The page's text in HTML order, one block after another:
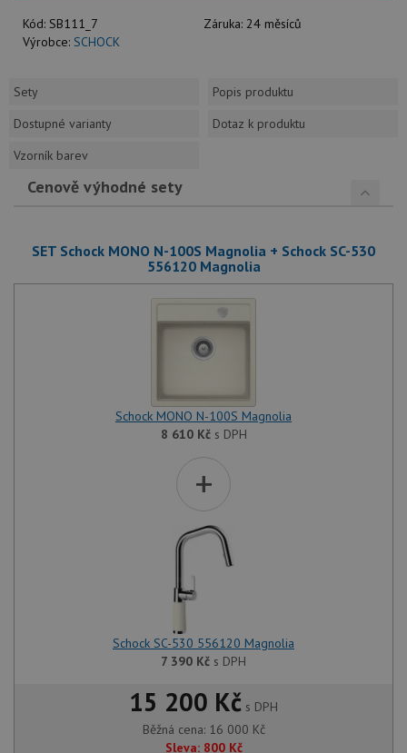
Kód: SB111_7 Záruka: 24 měsíců
Výrobce: SCHOCK
Sety
Popis produktu
Dostupné varianty
Dotaz k produktu
Vzorník barev
Cenově výhodné sety
SET Schock MONO N-100S Magnolia + Schock SC-530
556120 Magnolia
Schock MONO N-100S Magnolia
8 610 Kčs DPH
+
Schock SC-530 556120 Magnolia
7 390 Kč s DPH
15 200 Kč s DPH
Běžná cena: 16 000 Kč
Sleva: 800 Kč